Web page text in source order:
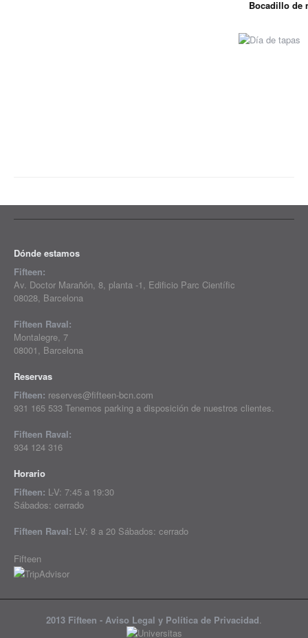
Bocadillo de
Dónde estamos
Fifteen:
Av. Doctor Marañón, 8, planta -1, Edificio Parc Científic
08028, Barcelona
Fifteen Raval:
Montalegre, 7
08001, Barcelona
Reservas
Fifteen: reserves@fifteen-bcn.com
931 165 533 Tenemos parking a disposición de nuestros clientes.
Fifteen Raval:
934 124 316
Horario
Fifteen: L-V: 7:45 a 19:30
Sábados: cerrado
Fifteen Raval: L-V: 8 a 20 Sábados: cerrado
Fifteen
2013 Fifteen - Aviso Legal y Política de Privacidad